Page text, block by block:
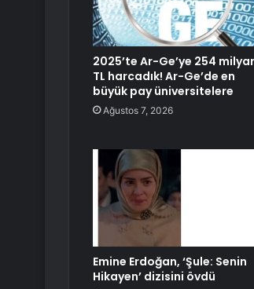
2025’te Ar-Ge’ye 254 milyar
TL harcadık! Ar-Ge’de en
büyük pay üniversitelere
Ağustos 7, 2026
Emine Erdoğan, ‘Şule: Senin
Hikayen’ dizisini övdü